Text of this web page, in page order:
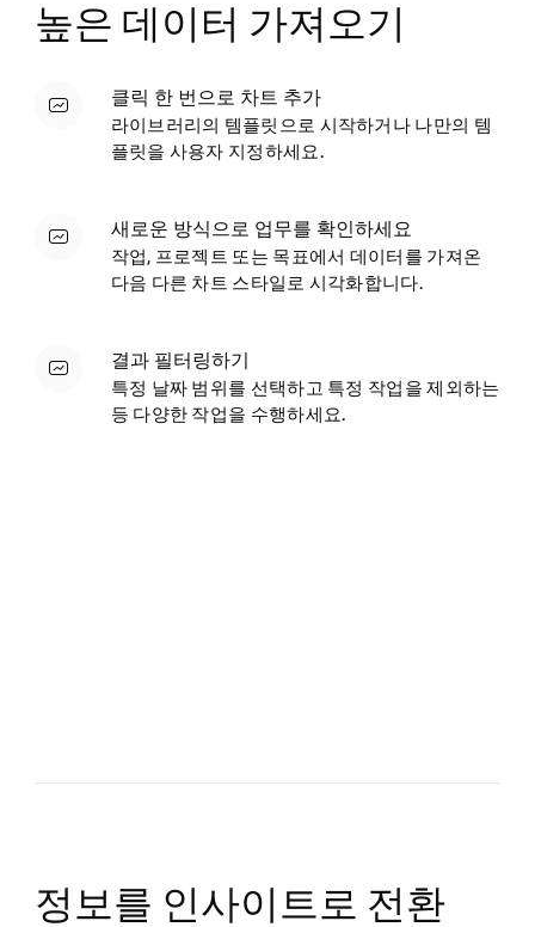
높은 데이터 가져오기
클릭 한 번으로 차트 추가
라이브러리의 템플릿으로 시작하거나 나만의 템
플릿을 사용자 지정하세요.
새로운 방식으로 업무를 확인하세요
작업, 프로젝트 또는 목표에서 데이터를 가져온
다음 다른 차트 스타일로 시각화합니다.
결과 필터링하기
특정 날짜 범위를 선택하고 특정 작업을 제외하는
등 다양한 작업을 수행하세요.
정보를 인사이트로 전환